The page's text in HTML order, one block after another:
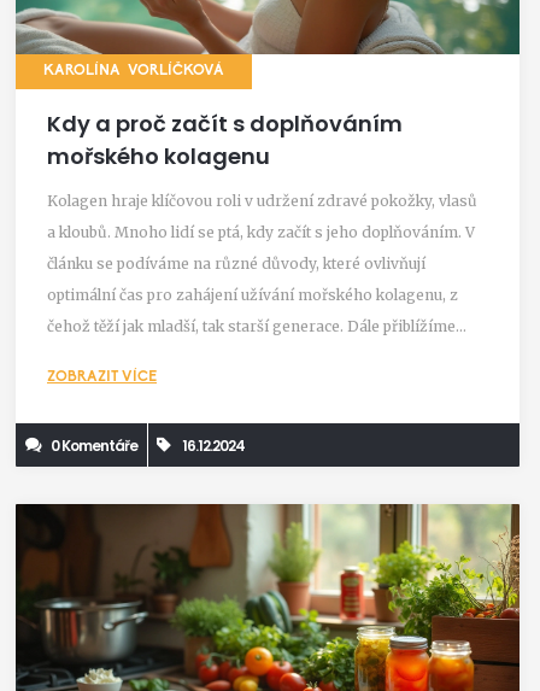
KAROLÍNA VORLÍČKOVÁ
Kdy a proč začít s doplňováním
mořského kolagenu
Kolagen hraje klíčovou roli v udržení zdravé pokožky, vlasů
a kloubů. Mnoho lidí se ptá, kdy začít s jeho doplňováním. V
článku se podíváme na různé důvody, které ovlivňují
optimální čas pro zahájení užívání mořského kolagenu, z
čehož těží jak mladší, tak starší generace. Dále přiblížíme
do každodenní stravy.
ZOBRAZIT VÍCE
0 Komentáře 16.12.2024